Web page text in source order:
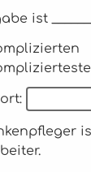
ist
ist